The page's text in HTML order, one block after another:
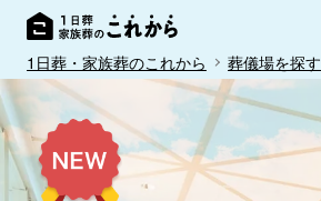
1日葬・家族葬のこれから 葬儀場を探す